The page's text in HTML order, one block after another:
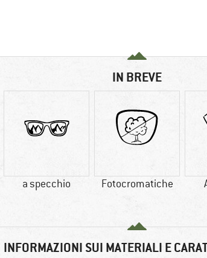
IN BREVE
a specchio Fotocromatiche
INFORMAZIONI SUI MATERIALI E